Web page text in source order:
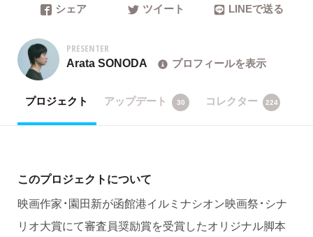
シェア ツイート LINEで送る
PRESENTER
Arata SONODA プロフィールを表示
プロジェクト アップデート 30 コレクター 224
このプロジェクトについて
映画作家・園田新が函館港イルミナシオン映画祭・シナ
リオ大賞にて審査員奨励賞を受賞したオリジナル脚本